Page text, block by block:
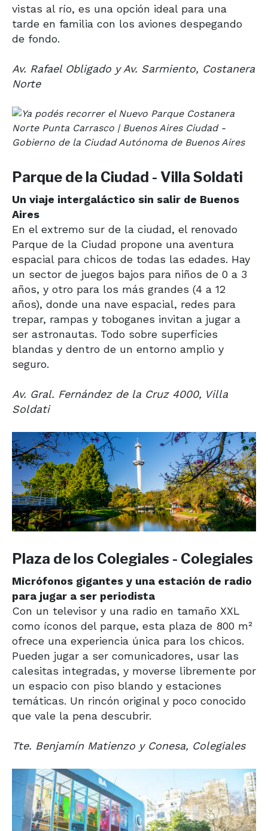
vistas al río, es una opción ideal para una
tarde en familia con los aviones despegando
de fondo.
Av. Rafael Obligado y Av. Sarmiento, Costanera
Norte
Parque de la Ciudad - Villa Soldati
Un viaje intergaláctico sin salir de Buenos
Aires
En el extremo sur de la ciudad, el renovado
Parque de la Ciudad propone una aventura
espacial para chicos de todas las edades. Hay
un sector de juegos bajos para niños de 0 a 3
años, y otro para los más grandes (4 a 12
años), donde una nave espacial, redes para
trepar, rampas y toboganes invitan a jugar a
ser astronautas. Todo sobre superficies
blandas y dentro de un entorno amplio y
seguro.
Av. Gral. Fernández de la Cruz 4000, Villa
Soldati
Plaza de los Colegiales - Colegiales
Micrófonos gigantes y una estación de radio
para jugar a ser periodista
Con un televisor y una radio en tamaño XXL
como íconos del parque, esta plaza de 800 m²
ofrece una experiencia única para los chicos.
Pueden jugar a ser comunicadores, usar las
calesitas integradas, y moverse libremente por
un espacio con piso blando y estaciones
temáticas. Un rincón original y poco conocido
que vale la pena descubrir.
Tte. Benjamín Matienzo y Conesa, Colegiales